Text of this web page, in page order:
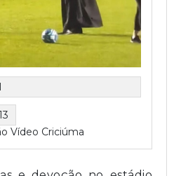
Vídeo Criciúma